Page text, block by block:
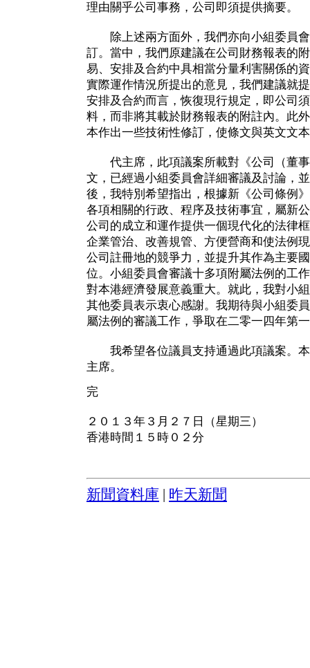
理由關乎公司事務，公司即須提供摘要。
除上述兩方面外，我們亦向小組委員會
訂。當中，我們原建議在公司財務報表的
易、安排及合約中具相當分量利害關係的
實際運作情況所提出的意見，我們建議就
安排及合約而言，恢復現行規定，即公司
料，而非將其載於財務報表的附註內。此
本作出一些技術性修訂，使條文與英文文
代主席，此項議案所載對《公司（董事
文，已經過小組委員會詳細審議及討論，
後，我特別希望指出，根據新《公司條例
各項相關的行政、程序及技術事宜，屬新
公司的成立和運作提供一個現代化的法律
企業管治、改善規管、方便營商和使法例
公司註冊地的競爭力，並提升其作為主要
位。小組委員會審議十多項附屬法例的工
對本港經濟發展意義重大。就此，我對小
其他委員表示衷心感謝。我期待與小組委
屬法例的審議工作，爭取在二零一四年第
我希望各位議員支持通過此項議案。本
主席。
完
２０１３年３月２７日（星期三）
香港時間１５時０２分
新聞資料庫 昨天新聞